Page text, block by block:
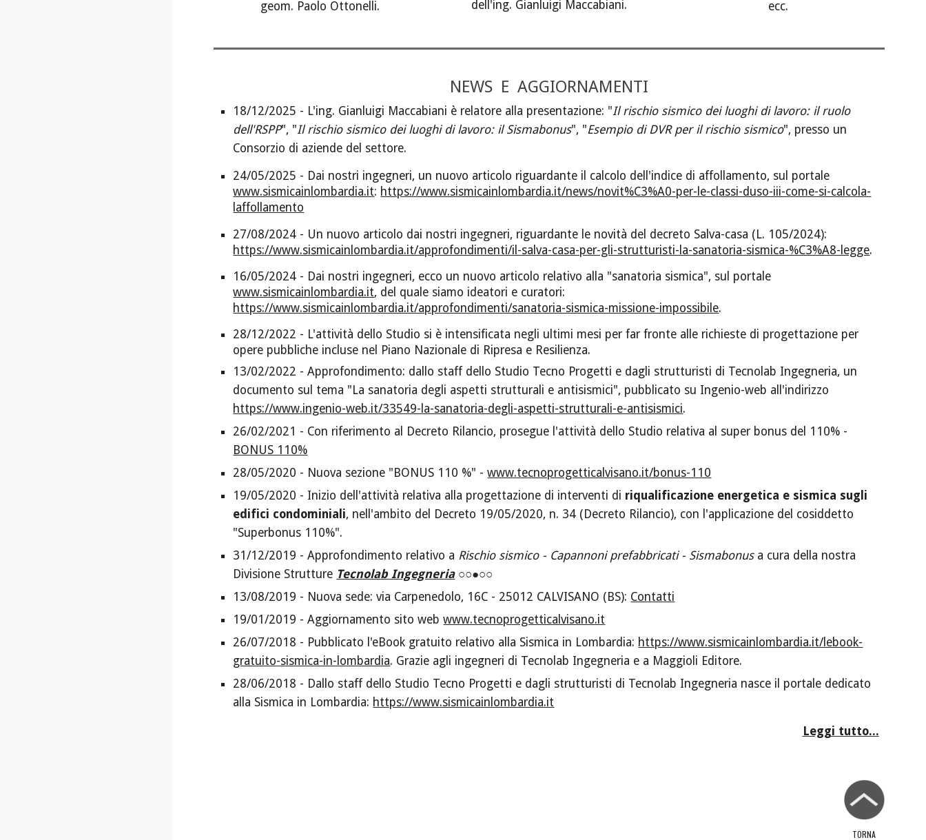
geom. Paolo Ottonelli.
dell'ing. Gianluigi Maccabiani.
ecc.
NEWS E AGGIORNAMENTI
18/12/2025 - L'ing. Gianluigi Maccabiani è relatore alla presentazione: "Il rischio sismico dei luoghi di lavoro: il ruolo
dell'RSPP", "Il rischio sismico dei luoghi di lavoro: il Sismabonus", "Esempio di DVR per il rischio sismico", presso un
Consorzio di aziende del settore.
24/05/2025 - Dai nostri ingegneri, un nuovo articolo riguardante il calcolo dell'indice di affollamento, sul portale
www.sismicainlombardia.it: https://www.sismicainlombardia.it/news/novit%C3%A0-per-le-classi-duso-iii-come-si-calcola-
laffollamento
27/08/2024 - Un nuovo articolo dai nostri ingegneri, riguardante le novità del decreto Salva-casa (L. 105/2024):
https://www.sismicainlombardia.it/approfondimenti/il-salva-casa-per-gli-strutturisti-la-sanatoria-sismica-%C3%A8-legge.
16/05/2024 - Dai nostri ingegneri, ecco un nuovo articolo relativo alla "sanatoria sismica", sul portale
www.sismicainlombardia.it, del quale siamo ideatori e curatori:
https://www.sismicainlombardia.it/approfondimenti/sanatoria-sismica-missione-impossibile.
28/12/2022 - L'attività dello Studio si è intensificata negli ultimi mesi per far fronte alle richieste di progettazione per
opere pubbliche incluse nel Piano Nazionale di Ripresa e Resilienza.
13/02/2022 - Approfondimento: dallo staff dello Studio Tecno Progetti e dagli strutturisti di Tecnolab Ingegneria, un
documento sul tema "La sanatoria degli aspetti strutturali e antisismici", pubblicato su Ingenio-web all'indirizzo
https://www.ingenio-web.it/33549-la-sanatoria-degli-aspetti-strutturali-e-antisismici.
26/02/2021 - Con riferimento al Decreto Rilancio, prosegue l'attività dello Studio relativa al super bonus del 110% -
BONUS 110%
28/05/2020 - Nuova sezione "BONUS 110 %" -www.tecnoprogetticalvisano.it/bonus-110
19/05/2020 - Inizio dell'attività relativa alla progettazione di interventi di riqualificazione energetica e sismica sugli
edifici condominiali, nell'ambito del Decreto 19/05/2020, n. 34 (Decreto Rilancio), con l'applicazione del cosiddetto
"Superbonus 110%".
31/12/2019 - Approfondimento relativo a Rischio sismico - Capannoni prefabbricati - Sismabonusa cura della nostra
Divisione Strutture Tecnolab Ingegneria○○●○○
13/08/2019 - Nuova sede: via Carpenedolo, 16C - 25012 CALVISANO (BS): Contatti
19/01/2019 - Aggiornamento sito webwww.tecnoprogetticalvisano.it
26/07/2018 - Pubblicato l'eBook gratuito relativo alla Sismica in Lombardia: https://www.sismicainlombardia.it/lebook-
gratuito-sismica-in-lombardia. Grazie agli ingegneri di Tecnolab Ingegneria e a Maggioli Editore.
28/06/2018 - Dallo staff dello Studio Tecno Progetti e dagli strutturisti di Tecnolab Ingegneria nasce il portale dedicato
alla Sismica in Lombardia: https://www.sismicainlombardia.it
Leggi tutto...
TORNA